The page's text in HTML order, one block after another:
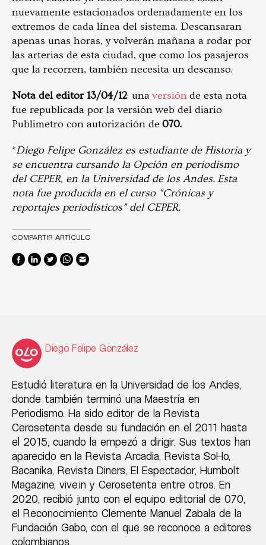
nuevamente estacionados ordenadamente en los
extremos de cada línea del sistema. Descansaran
apenas unas horas, y volverán mañana a rodar por
las arterias de esta ciudad, que como los pasajeros
que la recorren, también necesita un descanso.
Nota del editor 13/04/12: unaversiónde esta nota
fue republicada por la versión web del diario
Publimetro con autorización de070.
*Diego Felipe González es estudiante de Historia y
se encuentra cursando la Opción en periodismo
del CEPER, en la Universidad de los Andes.Esta
nota fue producida en el curso “Crónicas y
reportajes periodísticos” del CEPER.
COMPARTIR ARTÍCULO
Diego Felipe González
Estudió literatura en la Universidad de los Andes,
donde también terminó una Maestría en
Periodismo. Ha sido editor de la Revista
Cerosetenta desde su fundación en el 2011 hasta
el 2015, cuando la empezó a dirigir. Sus textos han
aparecido en la Revista Arcadia, Revista SoHo,
Bacanika, Revista Diners, El Espectador, Humbolt
Magazine, vive.in y Cerosetenta entre otros. En
2020, recibió junto con el equipo editorial de 070,
el Reconocimiento Clemente Manuel Zabala de la
Fundación Gabo, con el que se reconoce a editores
colombianos.